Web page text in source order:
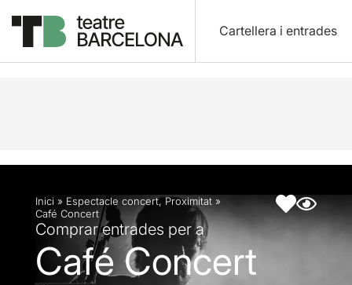
Cartellera i entrades
Descripció Fitxa artística Articles
Inici » Espectacle concert,Proximitat »
Café Concert
Comprar entrades per a
Café Concert